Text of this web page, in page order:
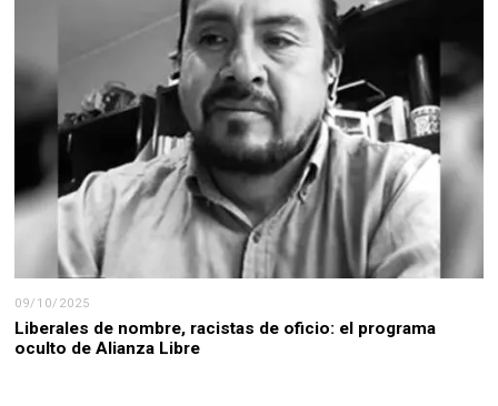
09/10/2025
Liberales de nombre, racistas de oficio: el programa
oculto de Alianza Libre